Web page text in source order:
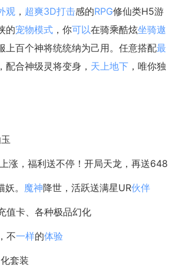
观 ， 超爽3D打击感的RPG修仙类H5游
的宠物模式 ，你可以在骑乘酷炫坐骑遨
上百个神将统统纳为己用。任意搭配最
配合神级灵将变身， 天上地下 ，唯你独
涨，福利送不停！开局天龙，再送648
妖。 魔神降世，活跃送满星UR伙伴
值卡、各种极品幻化
，不一样的体验
套装